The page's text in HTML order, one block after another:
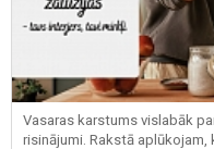
Vasaras karstums vislabāk
risinājumi. Rakstā aplūkojam,